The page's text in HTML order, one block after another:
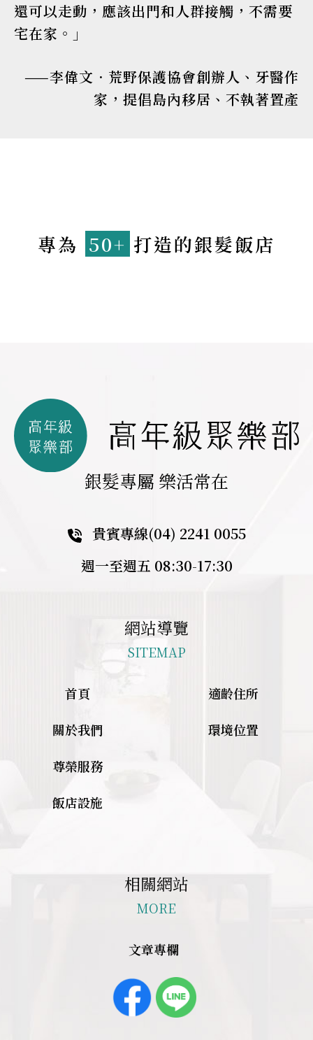
還可以走動，應該出門和人群接觸，不需要
宅在家。」
——李偉文．荒野保護協會創辦人、牙醫作
家，提倡島內移居、不執著置產
專為 50+ 打造的銀髮飯店
銀髮專屬 樂活常在
貴賓專線(04) 2241 0055
週一至週五 08:30-17:30
網站導覽
SITEMAP
首頁
關於我們
尊榮服務
飯店設施
適齡住所
環境位置
相關網站
MORE
文章專欄